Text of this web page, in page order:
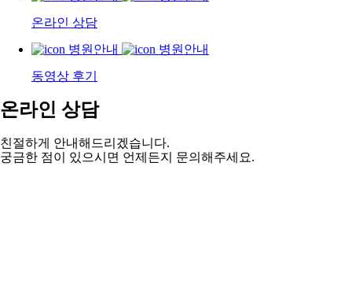
온라인 상담
동영상 후기
온라인 상담
친절하게 안내해드리겠습니다.
궁금한 점이 있으시면 언제든지 문의해주세요.